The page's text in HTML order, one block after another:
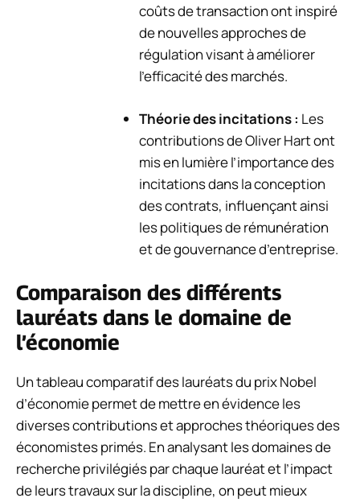
coûts de transaction ont inspiré
de nouvelles approches de
régulation visant à améliorer
l’efficacité des marchés.
Théorie des incitations : Les
contributions de Oliver Hart ont
mis en lumière l’importance des
incitations dans la conception
des contrats, influençant ainsi
les politiques de rémunération
et de gouvernance d’entreprise.
Comparaison des différents
lauréats dans le domaine de
l’économie
Un tableau comparatif des lauréats du prix Nobel
d’économie permet de mettre en évidence les
diverses contributions et approches théoriques des
économistes primés. En analysant les domaines de
recherche privilégiés par chaque lauréat et l’impact
de leurs travaux sur la discipline, on peut mieux